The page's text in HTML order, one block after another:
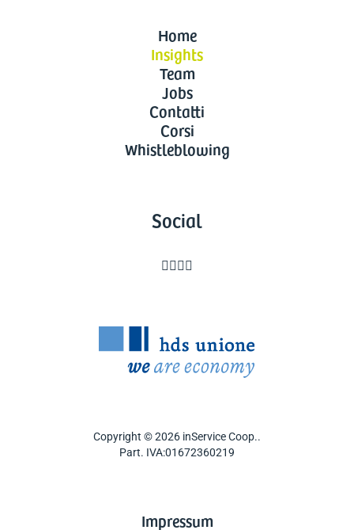
Home
Insights
Team
Jobs
Contatti
Corsi
Whistleblowing
Social
   
Copyright © 2026 inService Coop..
Part. IVA:01672360219
Impressum